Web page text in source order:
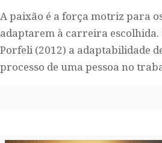
A paixão é a força motriz para
adaptarem à carreira escolhida.
Porfeli (2012) a adaptabilidade
processo de uma pessoa no